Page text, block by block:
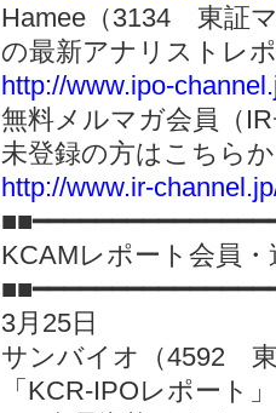
Hamee（3134 東証
の最新アナリストレ
http://www.ipo-
無料メルマガ会員（
未登録の方はこちら
http://www.ir-
KCAMレポート会員
3月25日
サンバイオ（4592
「KCR-IPOレポー